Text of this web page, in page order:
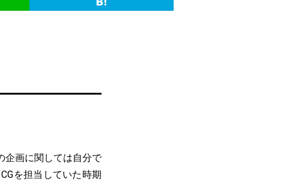
企画に関しては自分で
を担当していた時期